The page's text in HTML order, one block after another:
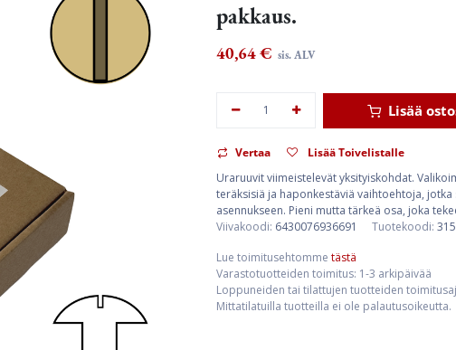
pakkaus.
40,64€ sis. ALV
Lisää
Vertaa
Lisää Toivelistalle
Uraruuvit viimeistelevät yksityiskohdat.
teräksisiä ja haponkestäviä vaihtoehtoja,
asennukseen. Pieni mutta tärkeä osa, joka
Viivakoodi: 6430076936691 Tuotekoodi:
Lue toimitusehtomme tästä
Varastotuotteiden toimitus: 1-3 arkipäivää
Loppuneiden tai tilattujen tuotteiden
Mittatilatuilla tuotteilla ei ole palautusoikeutta.